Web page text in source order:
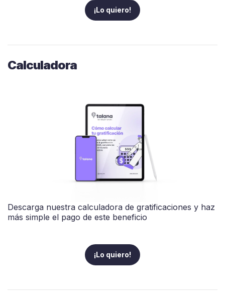
¡Lo quiero!
Calculadora
Descarga nuestra calculadora de gratificaciones y haz
más simple el pago de este beneficio
¡Lo quiero!